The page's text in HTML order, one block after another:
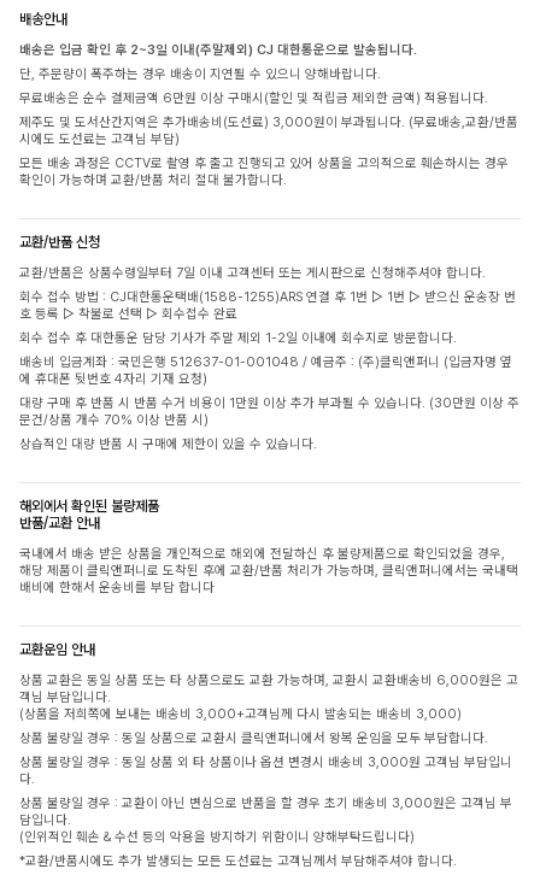
배송안내
배송은 입금 확인 후 2~3일 이내(주말제외) CJ 대한통운으로 발송됩니다.
단, 주문량이 폭주하는 경우 배송이 지연될 수 있으니 양해바랍니다.
무료배송은 순수 결제금액 6만원 이상 구매시(할인 및 적립금 제외한 금액) 적용됩니다.
제주도 및 도서산간지역은 추가배송비(도선료) 3,000원이 부과됩니다. (무료배송,교환/반품
시에도 도선료는 고객님 부담)
모든 배송 과정은 CCTV로 촬영 후 출고 진행되고 있어 상품을 고의적으로 훼손하시는 경우
확인이 가능하며 교환/반품 처리 절대 불가합니다.
교환/반품 신청
교환/반품은 상품수령일부터 7일 이내 고객센터 또는 게시판으로 신청해주셔야 합니다.
회수 접수 방법 : CJ대한통운택배(1588-1255)ARS 연결 후 1번 ▷ 1번 ▷ 받으신 운송장 번
호 등록 ▷ 착불로 선택 ▷ 회수접수 완료
회수 접수 후 대한통운 담당 기사가 주말 제외 1-2일 이내에 회수지로 방문합니다.
배송비 입금계좌 : 국민은행 512637-01-001048 / 예금주 : (주)클릭앤퍼니 (입금자명 옆
에 휴대폰 뒷번호 4자리 기재 요청)
대량 구매 후 반품 시 반품 수거 비용이 1만원 이상 추가 부과될 수 있습니다. (30만원 이상 주
문건/상품 개수 70% 이상 반품 시)
상습적인 대량 반품 시 구매에 제한이 있을 수 있습니다.
해외에서 확인된 불량제품
반품/교환 안내
국내에서 배송 받은 상품을 개인적으로 해외에 전달하신 후 불량제품으로 확인되었을 경우,
해당 제품이 클릭앤퍼니로 도착된 후에 교환/반품 처리가 가능하며, 클릭앤퍼니에서는 국내택
배비에 한해서 운송비를 부담 합니다
교환운임 안내
상품 교환은 동일 상품 또는 타 상품으로도 교환 가능하며, 교환시 교환배송비 6,000원은 고
객님 부담입니다.
(상품을 저희쪽에 보내는 배송비 3,000+고객님께 다시 발송되는 배송비 3,000)
상품 불량일 경우 : 동일 상품으로 교환시 클릭앤퍼니에서 왕복 운임을 모두 부담합니다.
상품 불량일 경우 : 동일 상품 외 타 상품이나 옵션 변경시 배송비 3,000원 고객님 부담입니
다.
상품 불량일 경우 : 교환이 아닌 변심으로 반품을 할 경우 초기 배송비 3,000원은 고객님 부
담입니다.
(인위적인 훼손 & 수선 등의 악용을 방지하기 위함이니 양해부탁드립니다)
*교환/반품시에도 추가 발생되는 모든 도선료는 고객님께서 부담해주셔야 합니다.